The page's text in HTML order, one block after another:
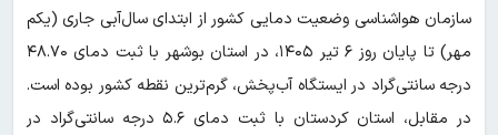
سازمان هواشناسی وضعیت دمایی کشور از ابتدای سال‌آبی جاری (یکم
مهر) تا پایان روز ۶ تیر ۱۴۰۵، در استان بوشهر با ثبت دمای ۴۸.۷۰
درجه سانتی‌گراد در ایستگاه آب‌پخش، گرم‌ترین نقطه کشور بوده است.
در مقابل، استان کردستان با ثبت دمای ۵.۶ درجه سانتی‌گراد در